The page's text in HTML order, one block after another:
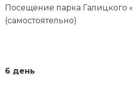
Посещение парка Галицкого
(самостоятельно)
6 день